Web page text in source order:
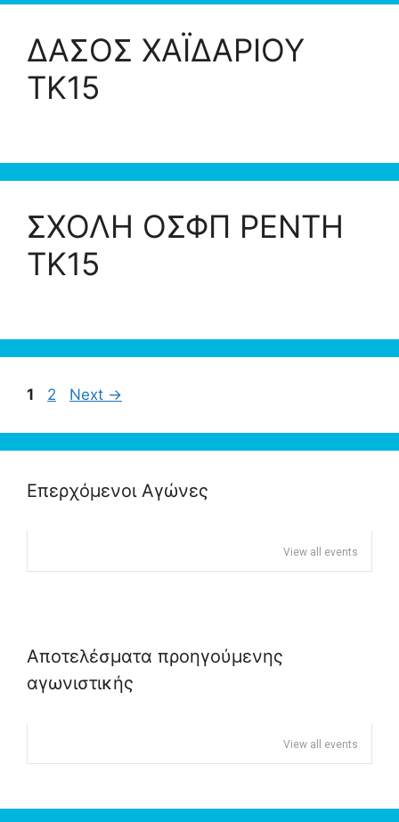
ΔΑΣΟΣ ΧΑΪΔΑΡΙΟΥ
ΤΚ15
ΣΧΟΛΗ ΟΣΦΠ ΡΕΝΤΗ
ΤΚ15
Page
1 Page
2 Next →
Επερχόμενοι Αγώνες
View all events
Αποτελέσματα προηγούμενης
αγωνιστικής
View all events